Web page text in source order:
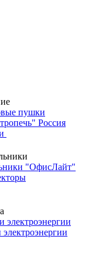
пушки
Россия
"ОфисЛайт"
электроэнергии